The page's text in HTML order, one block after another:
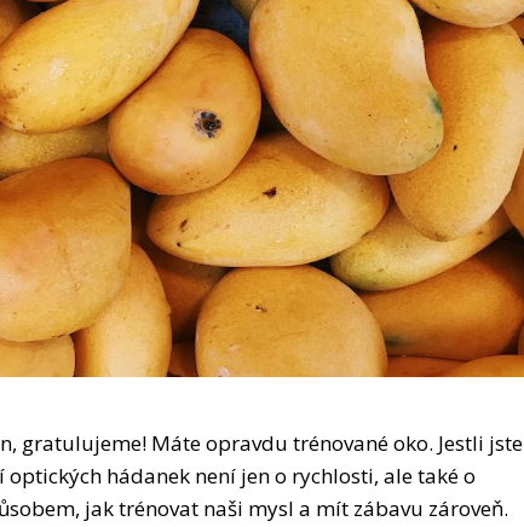
gratulujeme! Máte opravdu trénované oko. Jestli jste
hádanek není jen o rychlosti, ale také o
jak trénovat naši mysl a mít zábavu zároveň.